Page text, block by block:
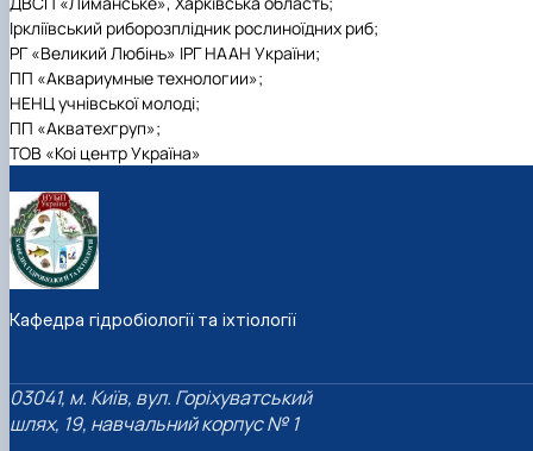
Іркліївський риборозплідник рослиноїдних риб;
РГ «Великий Любінь» ІРГ НААН України;
ПП «Аквариумные технологии»;
НЕНЦ учнівської молоді;
ПП «Акватехгруп»;
ТОВ «Коі центр Україна»
Кафедра гідробіології та іхтіології
03041, м. Київ, вул. Горіхуватський
шлях, 19, навчальний корпус № 1